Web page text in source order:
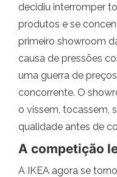
decidiu interromper
produtos e se
primeiro showroom
causa de pressões
uma guerra de
concorrente. O
o vissem, tocassem,
qualidade antes de
A competição
A IKEA agora se